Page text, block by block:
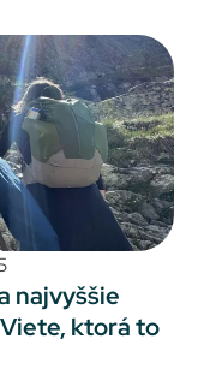
najvyššie
ktorá to